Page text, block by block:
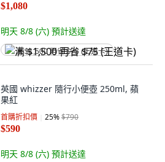
$1,080
明天 8/8 (六) 預計送達
满 $1,500 再省 $75 (王道卡)
英國 whizzer 隨行小便壺 250ml, 蘋
果紅
首購折扣價 25%$790
$590
明天 8/8 (六) 預計送達